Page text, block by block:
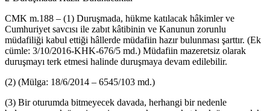
CMK m.188 – (1) Duruşmada, hükme katılacak hâkimler ve
Cumhuriyet savcısı ile zabıt kâtibinin ve Kanunun zorunlu
müdafiliği kabul ettiği hâllerde müdafiin hazır bulunması şarttır. (Ek
cümle: 3/10/2016-KHK-676/5 md.) Müdafiin mazeretsiz olarak
duruşmayı terk etmesi halinde duruşmaya devam edilebilir.
(2) (Mülga: 18/6/2014 – 6545/103 md.)
(3) Bir oturumda bitmeyecek davada, herhangi bir nedenle